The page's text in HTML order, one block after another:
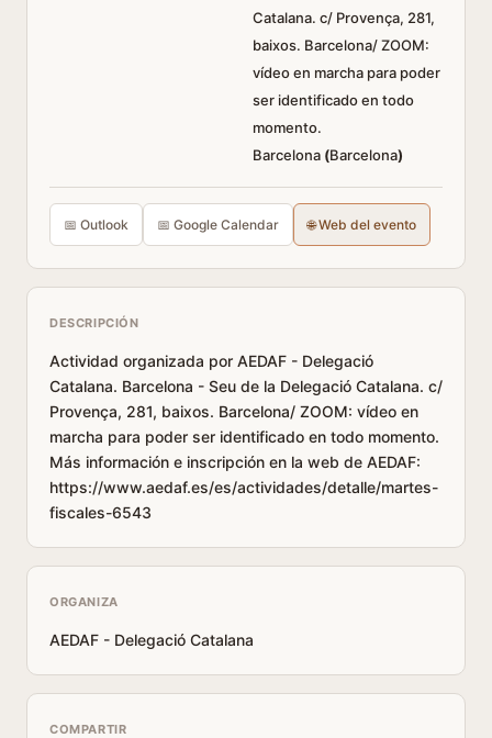
Catalana. c/ Provença, 281,
baixos. Barcelona/ ZOOM:
vídeo en marcha para poder
ser identificado en todo
momento.
Barcelona (Barcelona)
📅 Outlook 📅 Google Calendar 🌐 Web del evento
DESCRIPCIÓN
Actividad organizada por AEDAF - Delegació
Catalana. Barcelona - Seu de la Delegació Catalana. c/
Provença, 281, baixos. Barcelona/ ZOOM: vídeo en
marcha para poder ser identificado en todo momento.
Más información e inscripción en la web de AEDAF:
https://www.aedaf.es/es/actividades/detalle/martes-
fiscales-6543
ORGANIZA
AEDAF - Delegació Catalana
COMPARTIR